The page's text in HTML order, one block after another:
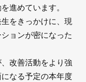
進めています。
をきっかけに、現
ョンが密になった
改善活動をより強
なる予定の本年度